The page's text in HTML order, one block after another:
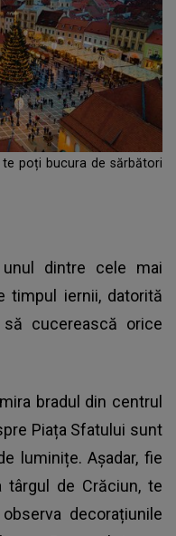
poți bucura de sărbători
dintre cele mai
timpul iernii, datorită
cucerească orice
bradul din centrul
Piața Sfatului sunt
luminițe. Așadar, fie
de Crăciun, te
decorațiunile